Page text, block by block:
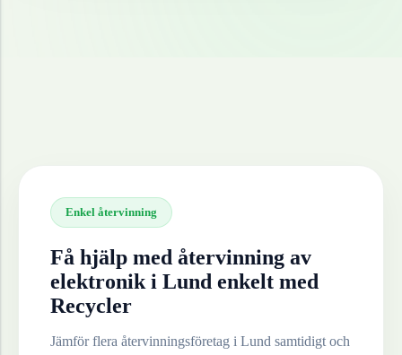
Enkel återvinning
Få hjälp med återvinning av
elektronik i Lund enkelt med
Recycler
Jämför flera återvinningsföretag i Lund samtidigt och